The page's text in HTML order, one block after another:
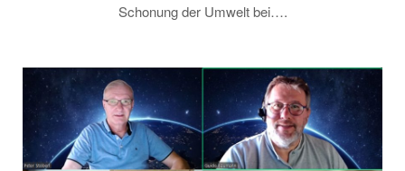
Schonung der Umwelt bei….